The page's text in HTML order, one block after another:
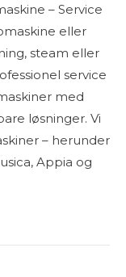
– Service
eller
steam eller
service
med
løsninger. Vi
– herunder
Appia og